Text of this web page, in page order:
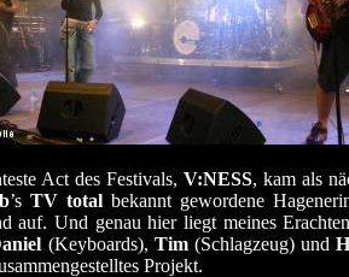
Act des Festivals, V:NESS, kam als
’s TV total bekannt gewordene
auf. Und genau hier liegt meines
(Keyboards), Tim(Schlagzeug) und
Projekt.